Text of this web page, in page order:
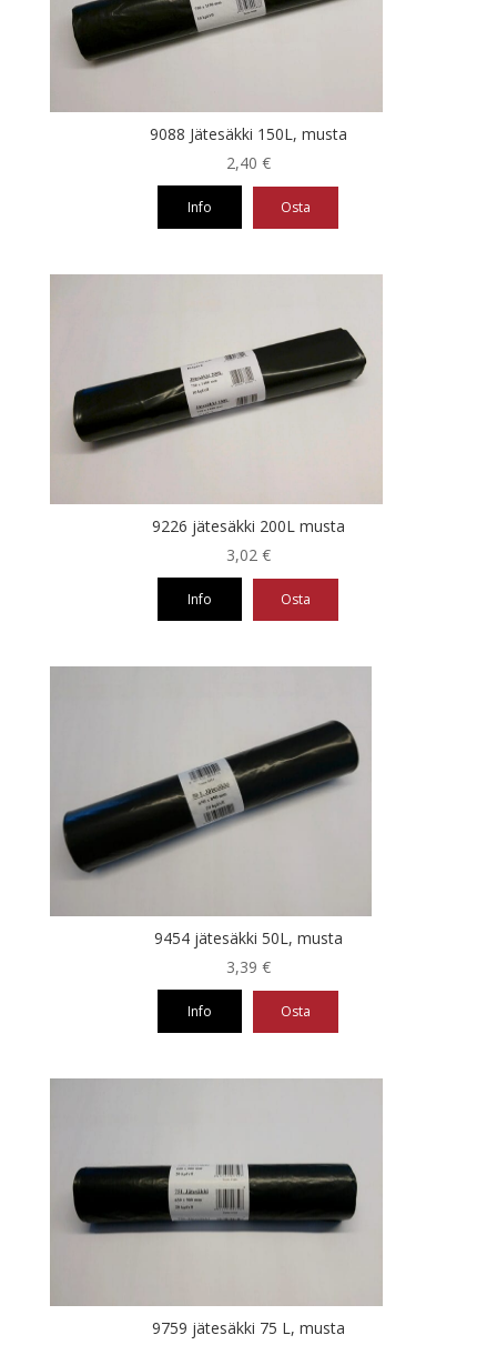
9088 Jätesäkki 150L, musta
2,40 €
Info Osta
9226 jätesäkki 200L musta
3,02 €
Info Osta
9454 jätesäkki 50L, musta
3,39 €
Info Osta
9759 jätesäkki 75 L, musta